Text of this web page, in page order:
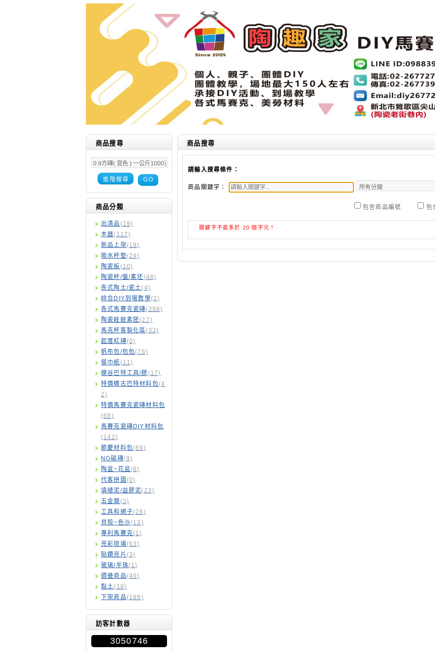
商品搜尋
進階搜尋 GO
商品分類
出清品 (19)
木器(117)
新品上架(19)
吸水杯墊(24)
陶瓷板 (10)
陶瓷杯/盤/素坯(48)
各式陶土/瓷土(4)
綜合DIY到場教學(2)
各式馬賽克瓷磚(298)
陶瓷娃娃素胚(27)
馬克杯客製化區(33)
起厝紅磚(0)
帆布包/包包(76)
餐巾紙(11)
蝶谷巴特工具/膠(17)
特價蝶古巴特材料包(4
2)
特價馬賽克瓷磚材料包
(68)
馬賽克瓷磚DIY材料包
(142)
節慶材料包(69)
NG磁磚(9)
陶盆~花盆(8)
代客拼圖 (0)
填縫泥/益膠泥(23)
五金類 (3)
工具和網子(28)
貝殼~色沙(13)
專利馬賽克(1)
亮彩琉璃(63)
貼鑽亮片 (3)
玻璃/半珠(1)
週邊商品(40)
黏土(18)
下架商品(189)
訪客計數器
3050746
商品搜尋
請輸入搜尋條件：
商品關鍵字：
包含商品編號 包
關鍵字不能多於 20 個字元！